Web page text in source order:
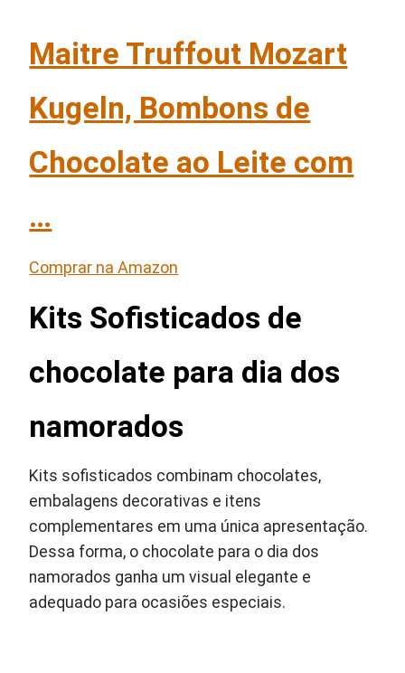
Maitre Truffout Mozart
Kugeln, Bombons de
Chocolate ao Leite com
…
Comprar na Amazon
Kits Sofisticados de
chocolate para dia dos
namorados
Kits sofisticados combinam chocolates,
embalagens decorativas e itens
complementares em uma única apresentação.
Dessa forma, o chocolate para o dia dos
namorados ganha um visual elegante e
adequado para ocasiões especiais.